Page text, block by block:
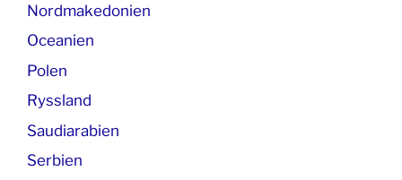
Nordmakedonien
Oceanien
Polen
Ryssland
Saudiarabien
Serbien